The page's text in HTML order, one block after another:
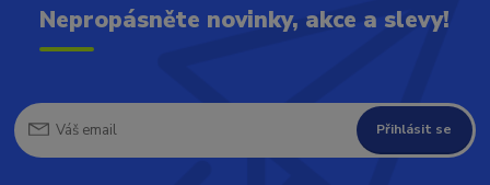
Nepropásněte novinky, akce a slevy!
Přihlásit se